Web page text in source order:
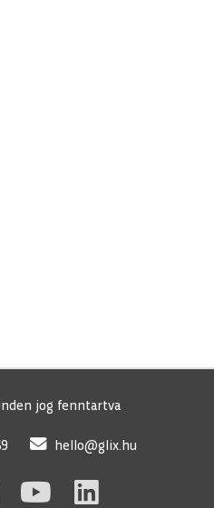
jog fenntartva
hello@glix.hu